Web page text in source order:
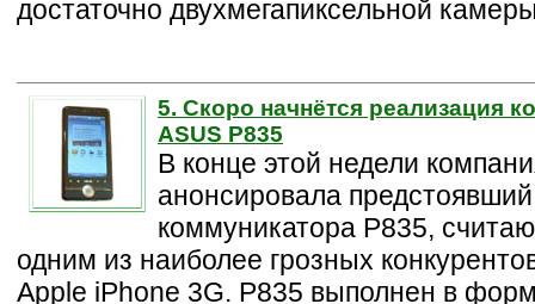
достаточно двухмегапиксельной
5. Скоро начнётся реализация
ASUS P835
В конце этой недели
анонсировала
коммуникатора P835,
одним из наиболее грозных
Apple iPhone 3G. P835 выполнен в